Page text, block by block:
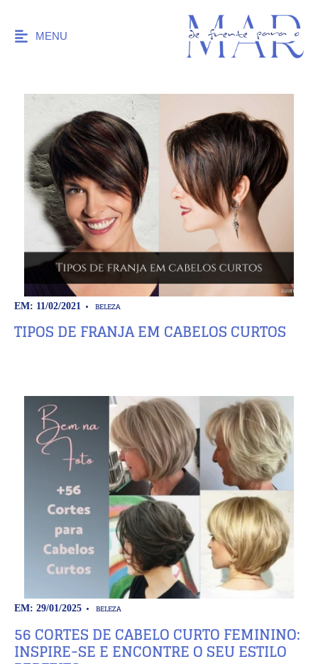
MENU
EM: 11/02/2021 BELEZA
TIPOS DE FRANJA EM CABELOS CURTOS
EM: 29/01/2025 BELEZA
56 CORTES DE CABELO CURTO FEMININO:
INSPIRE-SE E ENCONTRE O SEU ESTILO